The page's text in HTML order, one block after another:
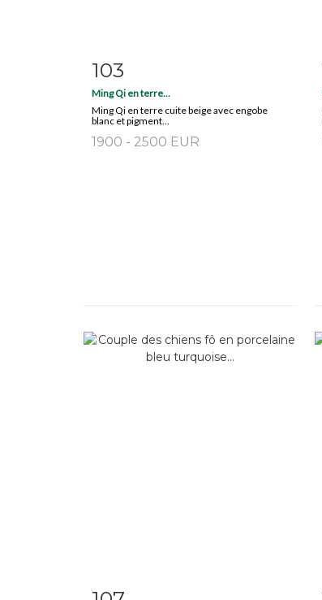
Item detail
103
Ming Qi en terre...
Ming Qi en terre cuite beige avec engobe
blanc et pigment...
1900 - 2500 EUR
Item detail